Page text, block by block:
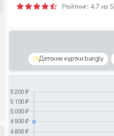
Рейтинг: 4.7 из 5
Детские куртки bungly